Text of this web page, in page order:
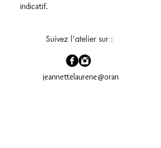
indicatif.
Suivez l'atelier sur :
jeannettelaurene@oran